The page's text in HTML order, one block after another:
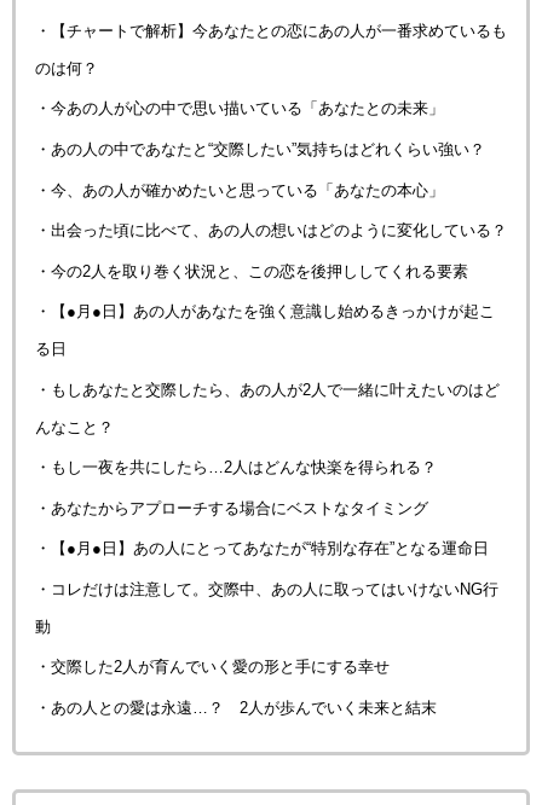
・【チャートで解析】今あなたとの恋にあの人が一番求めているも
のは何？
・今あの人が心の中で思い描いている「あなたとの未来」
・あの人の中であなたと“交際したい”気持ちはどれくらい強い？
・今、あの人が確かめたいと思っている「あなたの本心」
・出会った頃に比べて、あの人の想いはどのように変化している？
・今の2人を取り巻く状況と、この恋を後押ししてくれる要素
・【●月●日】あの人があなたを強く意識し始めるきっかけが起こ
る日
・もしあなたと交際したら、あの人が2人で一緒に叶えたいのはど
んなこと？
・もし一夜を共にしたら…2人はどんな快楽を得られる？
・あなたからアプローチする場合にベストなタイミング
・【●月●日】あの人にとってあなたが“特別な存在”となる運命日
・コレだけは注意して。交際中、あの人に取ってはいけないNG行
動
・交際した2人が育んでいく愛の形と手にする幸せ
・あの人との愛は永遠…？ 2人が歩んでいく未来と結末